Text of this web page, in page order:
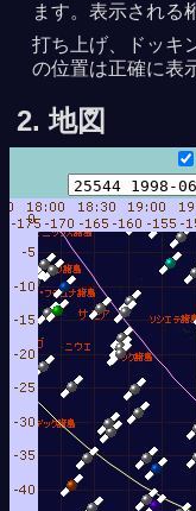
ます。表示される
打ち上げ、ドッキ
の位置は正確に表
2. 地図